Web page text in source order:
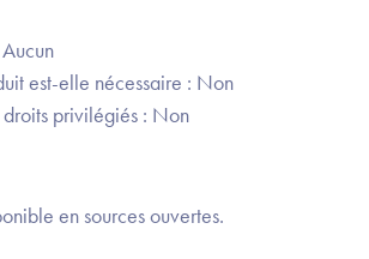
est-elle nécessaire : Non
privilégiés : Non
en sources ouvertes.